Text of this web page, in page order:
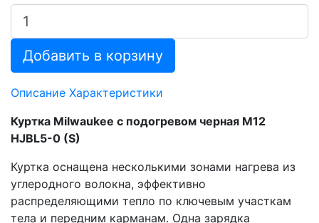
Добавить в корзину
Описание Характеристики
Куртка Milwaukee с подогревом черная M12
HJBL5-0 (S)
Куртка оснащена несколькими зонами нагрева из
углеродного волокна, эффективно
распределяющими тепло по ключевым участкам
тела и передним карманам. Одна зарядка